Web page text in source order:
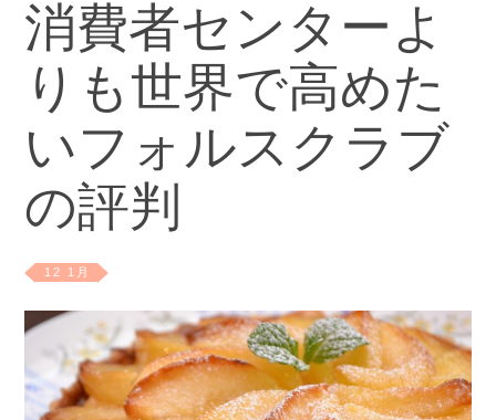
消費者センターよ
りも世界で高めた
いフォルスクラブ
の評判
12 1月